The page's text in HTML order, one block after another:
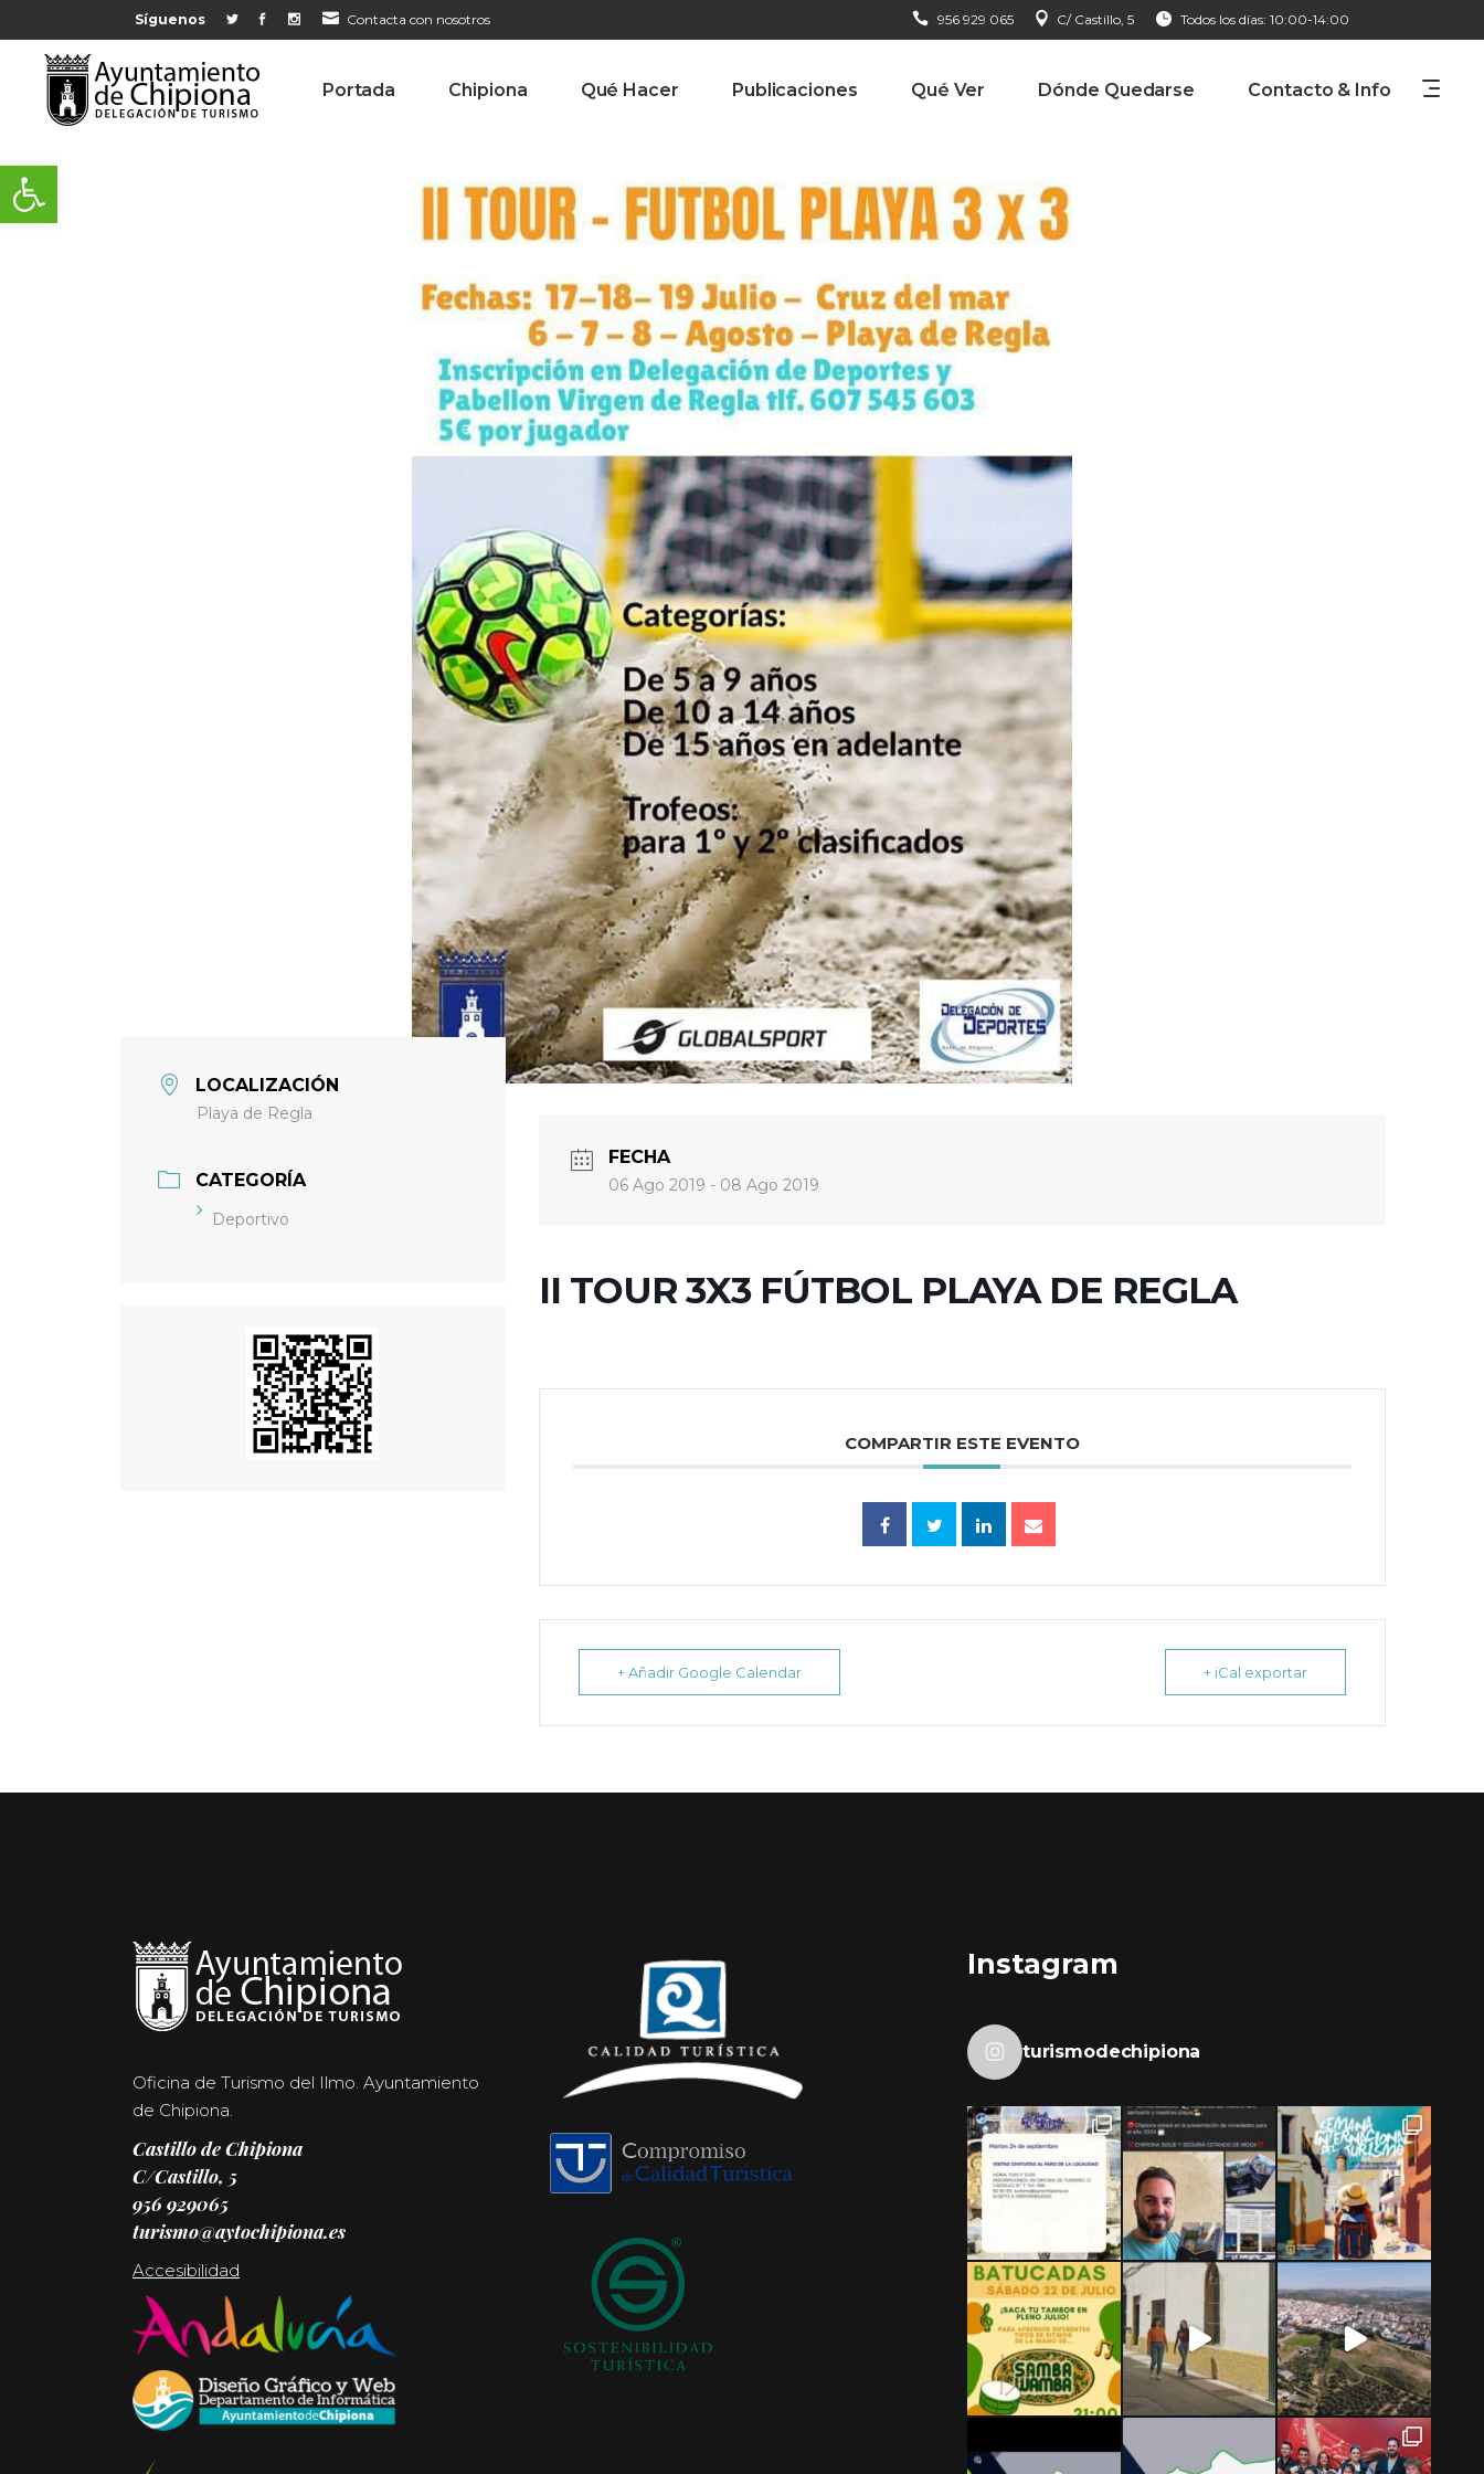
Abrir barra de herramientas
Síguenos Contacta con nosotros 956 929 065 C/ Castillo, 5 Todos los días: 10:00-14:00
Portada Chipiona Qué Hacer Publicaciones Qué Ver Dónde Quedarse Contacto & Info
LOCALIZACIÓN
Playa de Regla
CATEGORÍA
Deportivo
FECHA
06 Ago 2019 - 08 Ago 2019
II TOUR 3X3 FÚTBOL PLAYA DE REGLA
COMPARTIR ESTE EVENTO
+ Añadir Google Calendar + iCal exportar
Oficina de Turismo del Ilmo. Ayuntamiento
de Chipiona.
Castillo de Chipiona
C/Castillo, 5
956 929065
turismo@aytochipiona.es
Accesibilidad
Instagram
turismodechipiona